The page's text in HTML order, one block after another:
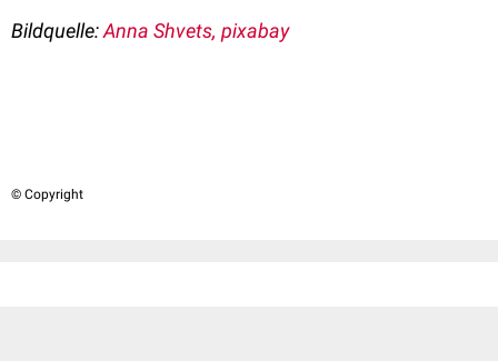
Bildquelle:Anna Shvets, pixabay
© Copyright